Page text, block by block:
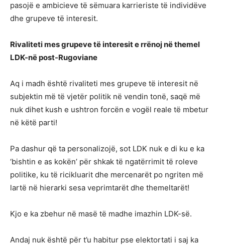
pasojë e ambicieve të sëmuara karrieriste të individëve
dhe grupeve të interesit.
Rivaliteti mes grupeve të interesit e rrënoj në themel
LDK-në post-Rugoviane
Aq i madh është rivaliteti mes grupeve të interesit në
subjektin më të vjetër politik në vendin tonë, saqë më
nuk dihet kush e ushtron forcën e vogël reale të mbetur
në këtë parti!
Pa dashur që ta personalizojë, sot LDK nuk e di ku e ka
‘bishtin e as kokën’ për shkak të ngatërrimit të roleve
politike, ku të ricikluarit dhe mercenarët po ngriten më
lartë në hierarki sesa veprimtarët dhe themeltarët!
Kjo e ka zbehur në masë të madhe imazhin LDK-së.
Andaj nuk është për t’u habitur pse elektortati i saj ka